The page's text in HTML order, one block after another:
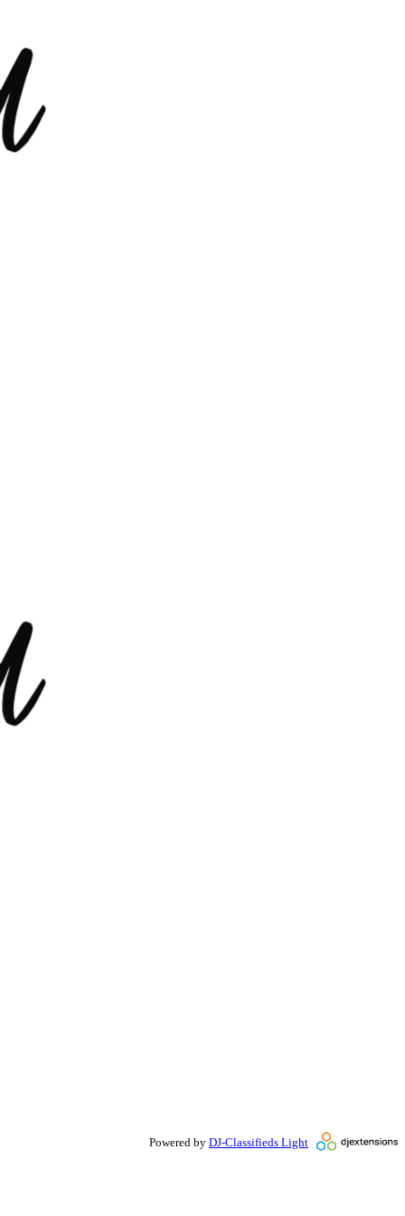
Powered by DJ-Classifieds Light